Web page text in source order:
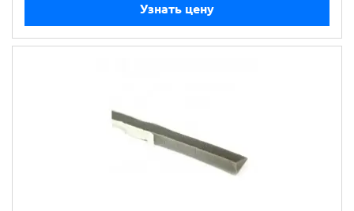
Узнать цену